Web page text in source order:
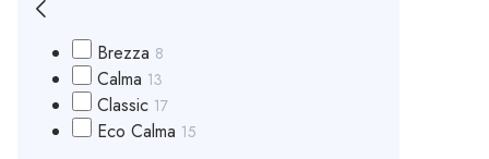
Brezza 8
Calma 13
Classic 17
Eco Calma 15